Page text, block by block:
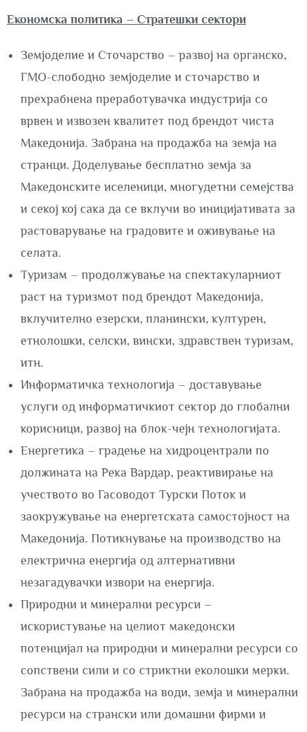
Економска политика – Стратешки сектори
Земјоделие и Сточарство – развој на органско,
ГМО-слободно земјоделие и сточарство и
прехрабнена преработувачка индустрија со
врвен и извозен квалитет под брендот чиста
Македонија. Забрана на продажба на земја на
странци. Доделување бесплатно земја за
Македонските иселеници, многудетни семејства
и секој кој сака да се вклучи во иницијативата за
растоварување на градовите и оживување на
селата.
Туризам – продолжување на спектакуларниот
раст на туризмот под брендот Македонија,
вклучително езерски, планински, културен,
етнолошки, селски, вински, здравствен туризам,
итн.
Информатичка технологија – доставување
услуги од информатичкиот сектор до глобални
корисници, развој на блок-чејн технологијата.
Енергетика – градење на хидроцентрали по
должината на Река Вардар, реактивирање на
учеството во Гасоводот Турски Поток и
заокружување на енергетската самостојност на
Македонија. Потикнување на производство на
електрична енергија од алтернативни
незагадувачки извори на енергија.
Природни и минерални ресурси –
искористување на целиот македонски
потенцијал на природни и минерални ресурси со
сопствени сили и со стриктни еколошки мерки.
Забрана на продажба на води, земја и минерални
ресурси на странски или домашни фирми и